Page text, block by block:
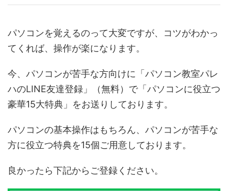
パソコンを覚えるのって大変ですが、コツがわかっ
てくれば、操作が楽になります。
今、パソコンが苦手な方向けに「パソコン教室パレ
ハのLINE友達登録」（無料）で「パソコンに役立つ
豪華15大特典」をお送りしております。
パソコンの基本操作はもちろん、パソコンが苦手な
方に役立つ特典を15個ご用意しております。
良かったら下記からご登録ください。